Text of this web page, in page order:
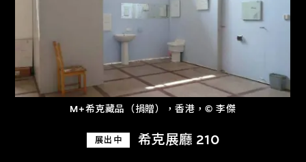
M+希克藏品（捐贈），香港，© 李傑
展出中 希克展廳 210
進一步篩選 搜索
關於M+藏品
探索世界頂級的二十及二十一世紀視覺